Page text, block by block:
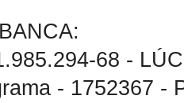
68 -
- 1752367 -